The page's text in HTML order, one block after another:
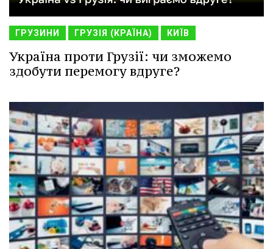
ГРУЗИНИ ГРУЗІЯ (КРАЇНА) КИЇВ
Україна проти Грузії: чи зможемо
здобути перемогу вдруге?